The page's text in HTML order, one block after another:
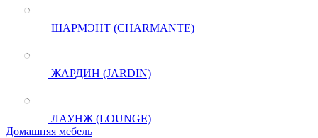
ШАРМЭНТ (CHARMANTE)
ЖАРДИН (JARDIN)
ЛАУНЖ (LOUNGE)
Домашняя мебель